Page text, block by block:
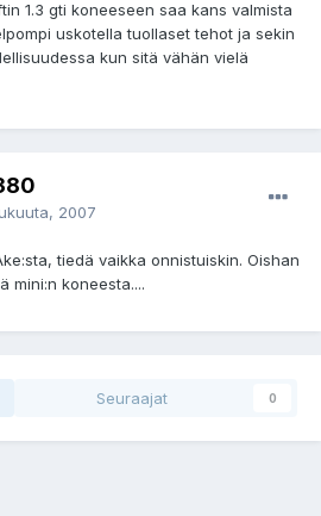
1.3 gti koneeseen saa kans valmista
uskotella tuollaset tehot ja sekin
kun sitä vähän vielä
2007
tiedä vaikka onnistuiskin. Oishan
mini:n koneesta....
Seuraajat 0